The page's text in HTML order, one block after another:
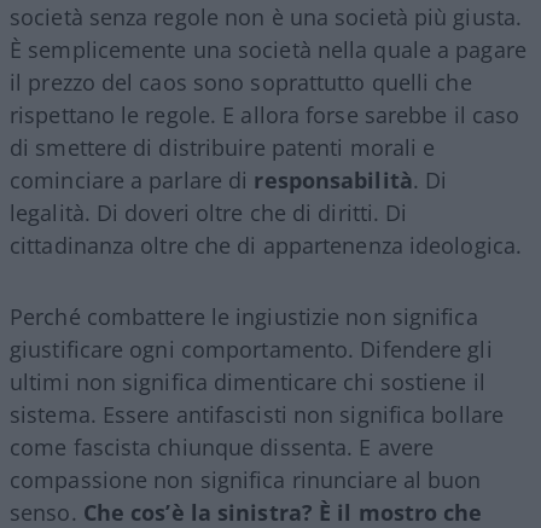
società senza regole non è una società più giusta.
È semplicemente una società nella quale a pagare
il prezzo del caos sono soprattutto quelli che
rispettano le regole. E allora forse sarebbe il caso
di smettere di distribuire patenti morali e
cominciare a parlare di responsabilità. Di
legalità. Di doveri oltre che di diritti. Di
cittadinanza oltre che di appartenenza ideologica.
Perché combattere le ingiustizie non significa
giustificare ogni comportamento. Difendere gli
ultimi non significa dimenticare chi sostiene il
sistema. Essere antifascisti non significa bollare
come fascista chiunque dissenta. E avere
compassione non significa rinunciare al buon
senso. Che cos’è la sinistra? È il mostro che